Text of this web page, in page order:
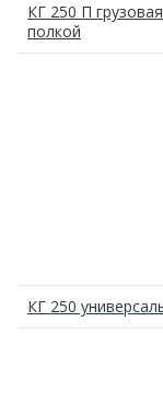
КГ 250 П
полкой
КГ 250